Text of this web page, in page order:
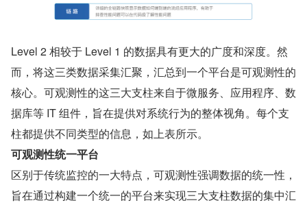
Level 2 相较于 Level 1 的数据具有更大的广度和深度。然
而，将这三类数据采集汇聚，汇总到一个平台是可观测性的
核心。可观测性的这三大支柱来自于微服务、应用程序、数
据库等 IT 组件，旨在提供对系统行为的整体视角。每个支
柱都提供不同类型的信息，如上表所示。
可观测性统一平台
区别于传统监控的一大特点，可观测性强调数据的统一性，
旨在通过构建一个统一的平台来实现三大支柱数据的集中汇